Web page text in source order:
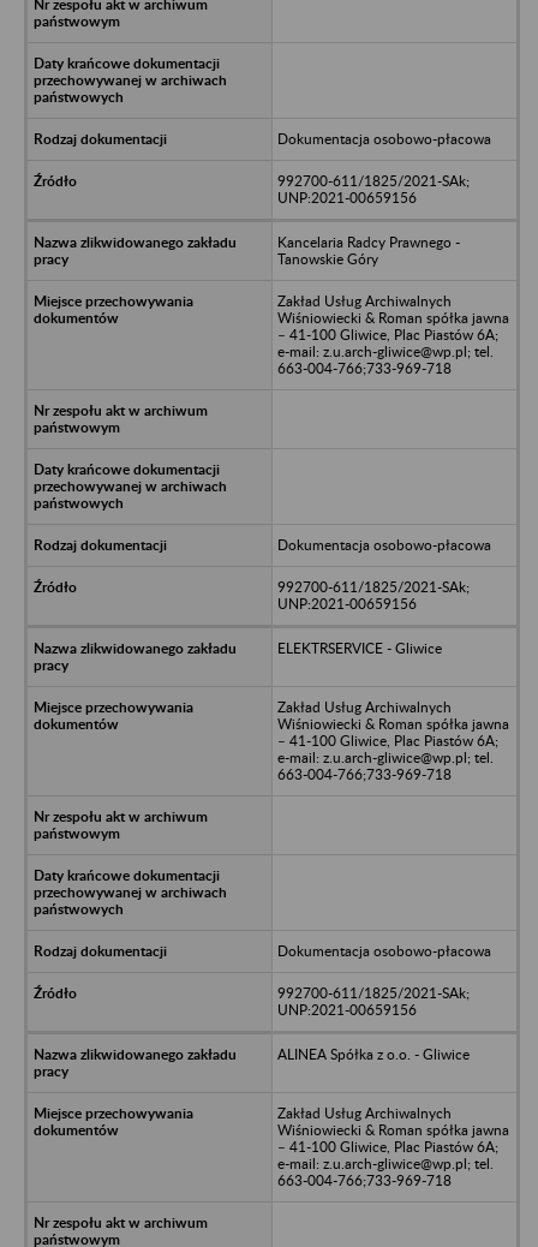
Dokumentacja osobowo-płacowa
992700-611/1825/2021-SAk;
UNP:2021-00659156
Kancelaria Radcy Prawnego -
Tanowskie Góry
Zakład Usług Archiwalnych
Wiśniowiecki & Roman spółka jawna
– 41-100 Gliwice, Plac Piastów 6A;
e-mail: z.u.arch-gliwice@wp.pl; tel.
663-004-766;733-969-718
Dokumentacja osobowo-płacowa
992700-611/1825/2021-SAk;
UNP:2021-00659156
ELEKTRSERVICE - Gliwice
Zakład Usług Archiwalnych
Wiśniowiecki & Roman spółka jawna
– 41-100 Gliwice, Plac Piastów 6A;
e-mail: z.u.arch-gliwice@wp.pl; tel.
663-004-766;733-969-718
Dokumentacja osobowo-płacowa
992700-611/1825/2021-SAk;
UNP:2021-00659156
ALINEA Spółka z o.o. - Gliwice
Zakład Usług Archiwalnych
Wiśniowiecki & Roman spółka jawna
– 41-100 Gliwice, Plac Piastów 6A;
e-mail: z.u.arch-gliwice@wp.pl; tel.
663-004-766;733-969-718